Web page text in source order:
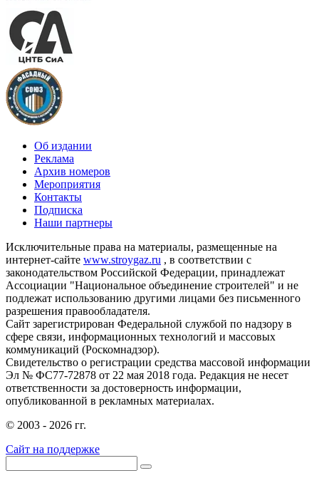
Об издании
Реклама
Архив номеров
Мероприятия
Контакты
Подписка
Наши партнеры
Исключительные права на материалы, размещенные на
интернет-сайте www.stroygaz.ru , в соответствии с
законодательством Российской Федерации, принадлежат
Ассоциации "Национальное объединение строителей" и не
подлежат использованию другими лицами без письменного
разрешения правообладателя.
Сайт зарегистрирован Федеральной службой по надзору в
сфере связи, информационных технологий и массовых
коммуникаций (Роскомнадзор).
Свидетельство о регистрации средства массовой информации
Эл № ФС77-72878 от 22 мая 2018 года. Редакция не несет
ответственности за достоверность информации,
опубликованной в рекламных материалах.
© 2003 - 2026 гг.
Сайт на поддержке